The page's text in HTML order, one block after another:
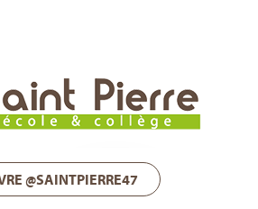
@SAINTPIERRE47